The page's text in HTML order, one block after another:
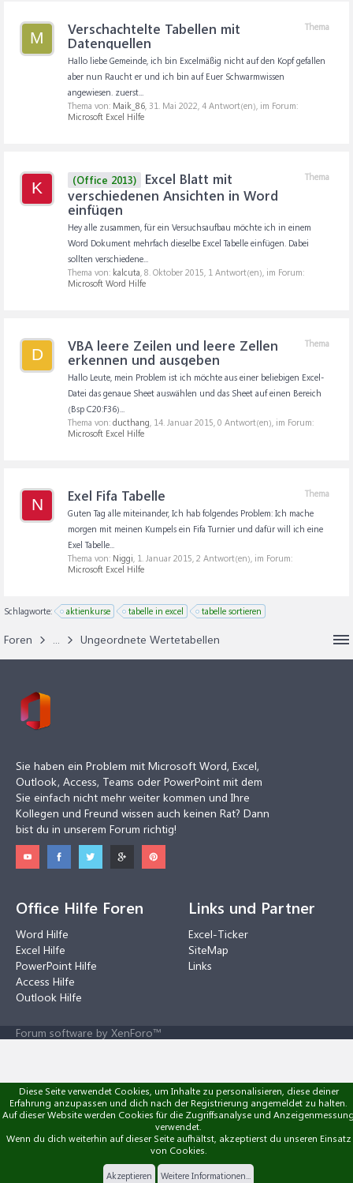
M
Thema
Verschachtelte Tabellen mit
Datenquellen
Hallo liebe Gemeinde, ich bin Excelmäßig nicht auf den Kopf gefallen
aber nun Raucht er und ich bin auf Euer Schwarmwissen
angewiesen. zuerst...
Thema von: Maik_86, 31. Mai 2022, 4 Antwort(en), im Forum:
Microsoft Excel Hilfe
K
Thema
(Office 2013)
Excel Blatt mit
verschiedenen Ansichten in Word
einfügen
Hey alle zusammen, für ein Versuchsaufbau möchte ich in einem
Word Dokument mehrfach dieselbe Excel Tabelle einfügen. Dabei
sollten verschiedene...
Thema von: kalcuta, 8. Oktober 2015, 1 Antwort(en), im Forum:
Microsoft Word Hilfe
D
Thema
VBA leere Zeilen und leere Zellen
erkennen und ausgeben
Hallo Leute, mein Problem ist ich möchte aus einer beliebigen Excel-
Datei das genaue Sheet auswählen und das Sheet auf einen Bereich
(Bsp C20:F36)...
Thema von: ducthang, 14. Januar 2015, 0 Antwort(en), im Forum:
Microsoft Excel Hilfe
N
Thema
Exel Fifa Tabelle
Guten Tag alle miteinander, Ich hab folgendes Problem: Ich mache
morgen mit meinen Kumpels ein Fifa Turnier und dafür will ich eine
Exel Tabelle...
Thema von: Niggi, 1. Januar 2015, 2 Antwort(en), im Forum:
Microsoft Excel Hilfe
Schlagworte: aktienkurse tabelle in excel tabelle sortieren
Foren ... Ungeordnete Wertetabellen
Sie haben ein Problem mit Microsoft Word, Excel,
Outlook, Access, Teams oder PowerPoint mit dem
Sie einfach nicht mehr weiter kommen und Ihre
Kollegen und Freund wissen auch keinen Rat? Dann
bist du in unserem Forum richtig!
Office Hilfe Foren
Word Hilfe
Excel Hilfe
PowerPoint Hilfe
Access Hilfe
Outlook Hilfe
Links und Partner
Excel-Ticker
SiteMap
Links
Forum software by XenForo™
Diese Seite verwendet Cookies, um Inhalte zu personalisieren, diese deiner
Erfahrung anzupassen und dich nach der Registrierung angemeldet zu halten.
Auf dieser Website werden Cookies für die Zugriffsanalyse und
verwendet.
Wenn du dich weiterhin auf dieser Seite aufhältst, akzeptierst du unseren Einsatz
von Cookies.
Akzeptieren Weitere Informationen...